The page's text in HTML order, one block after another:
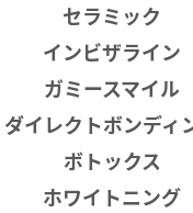
セラミック
インビザライン
ガミースマイル
ダイレクトボンディ
ボトックス
ホワイトニング